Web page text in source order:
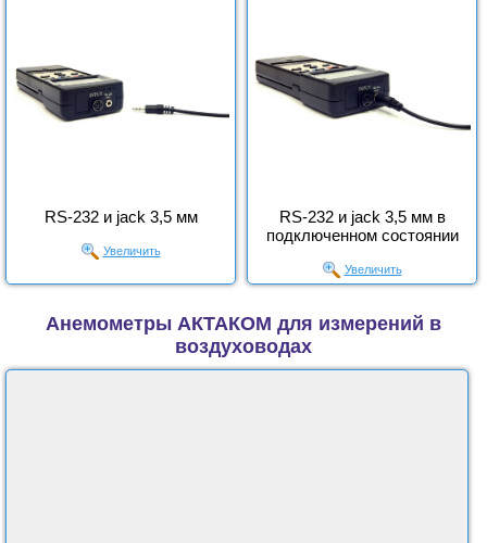
RS-232 и jack 3,5 мм
Увеличить
RS-232 и jack 3,5 мм в
подключенном состоянии
Увеличить
Анемометры АКТАКОМ для измерений в
воздуховодах